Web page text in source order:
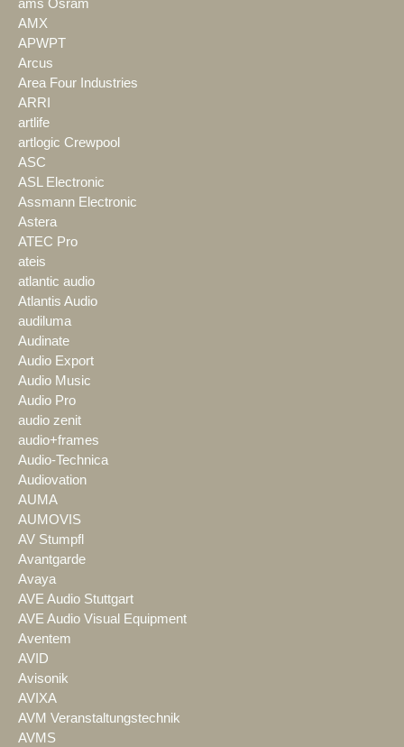
ams Osram
AMX
APWPT
Arcus
Area Four Industries
ARRI
artlife
artlogic Crewpool
ASC
ASL Electronic
Assmann Electronic
Astera
ATEC Pro
ateis
atlantic audio
Atlantis Audio
audiluma
Audinate
Audio Export
Audio Music
Audio Pro
audio zenit
audio+frames
Audio-Technica
Audiovation
AUMA
AUMOVIS
AV Stumpfl
Avantgarde
Avaya
AVE Audio Stuttgart
AVE Audio Visual Equipment
Aventem
AVID
Avisonik
AVIXA
AVM Veranstaltungstechnik
AVMS